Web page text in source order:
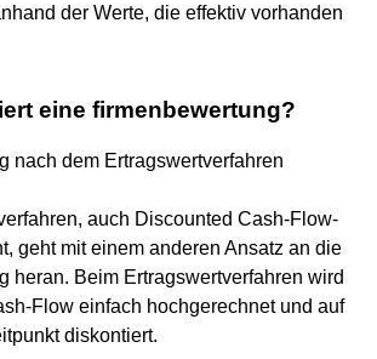
der Werte, die effektiv vorhanden
eine firmenbewertung?
nach dem Ertragswertverfahren
auch Discounted Cash-Flow-
geht mit einem anderen Ansatz an die
heran. Beim Ertragswertverfahren wird
Flow einfach hochgerechnet und auf
diskontiert.